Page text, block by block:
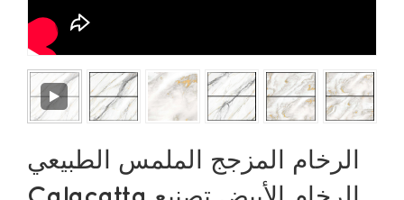
الرخام المزجج الملمس الطبيعي